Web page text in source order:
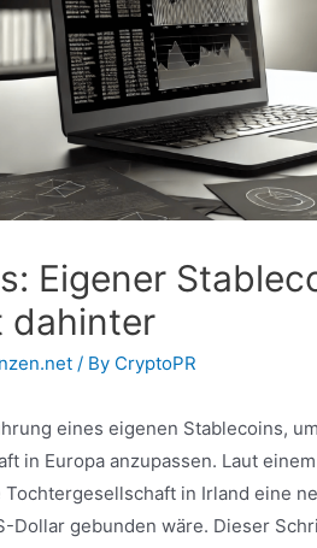
Eigener
dahinter
/ By CryptoPR
eines eigenen Stablecoins,
in Europa anzupassen. Laut einem
in Irland eine
Dollar gebunden wäre. Dieser